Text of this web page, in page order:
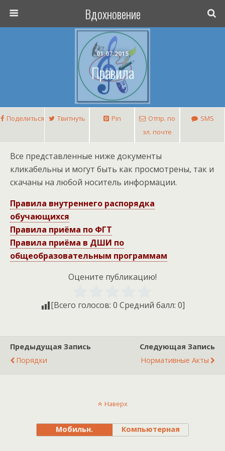
Вдохновение
01.07.2015
Правила
Поделиться Твитнуть Pin
Отпр. по
эл. почте
SMS
Все представленные ниже документы
кликабельны и могут быть как просмотрены, так и
скачаны на любой носитель информации.
Правила внутреннего распорядка
обучающихся
Правила приёма по ФГТ
Правила приёма в ДШИ по
общеобразовательным программам
Оцените публикацию!
[Всего голосов: 0 Средний балл: 0]
Предыдущая Запись
Порядки
Следующая Запись
Нормативные Акты
Наверх
Мобильн. Компьютерная